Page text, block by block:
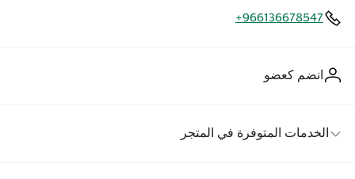
+966136678547
انضم كعضو
الخدمات المتوفرة في المتجر